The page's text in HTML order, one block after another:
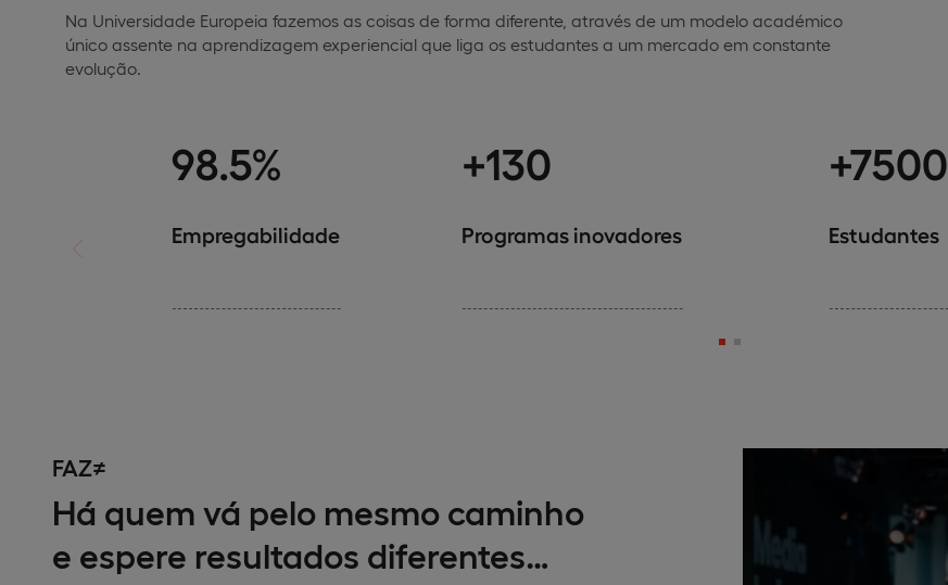
Na Universidade Europeia fazemos as coisas de forma diferente, através de um modelo académico
único assente na aprendizagem experiencial que liga os estudantes a um mercado em constante
evolução.
98.5%
Empregabilidade
+130
Programas inovadores
+7500
Estudantes
FAZ≠
Há quem vá pelo mesmo caminho
e espere resultados diferentes…